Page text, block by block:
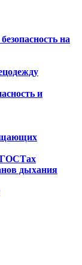
на
и
ГОСТах
дыхания